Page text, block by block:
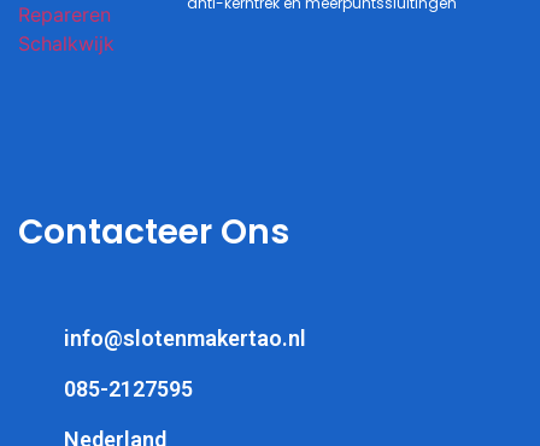
Contacteer Ons
info@slotenmakertao.nl
085-2127595
Nederland